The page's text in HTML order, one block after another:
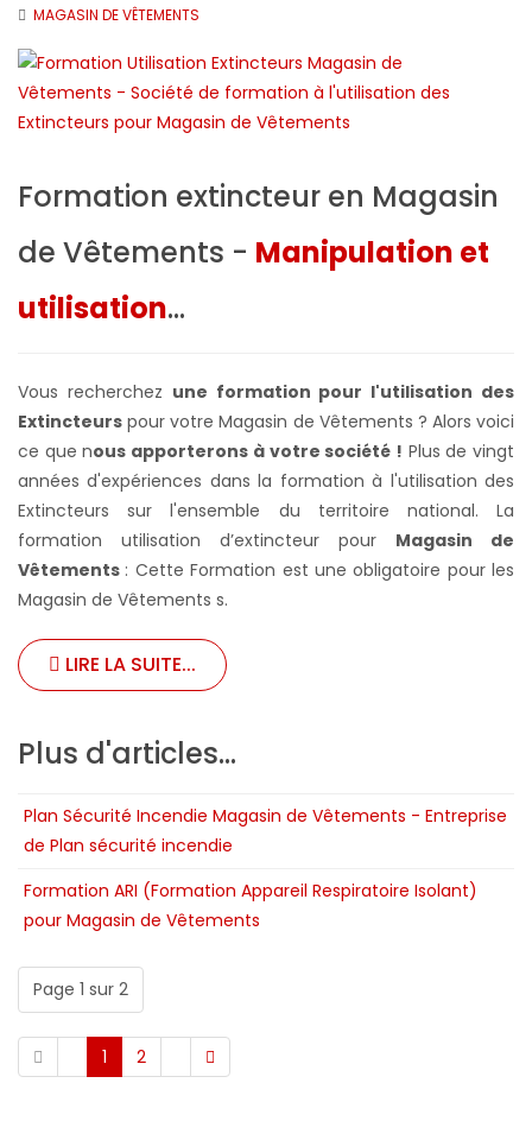
MAGASIN DE VÊTEMENTS
Formation extincteur en Magasin
de Vêtements - Manipulation et
utilisation...
Vous recherchez une formation pour l'utilisation des
Extincteurs pour votre Magasin de Vêtements ? Alors voici
ce que nous apporterons à votre société ! Plus de vingt
années d'expériences dans la formation à l'utilisation des
Extincteurs sur l'ensemble du territoire national. La
formation utilisation d’extincteur pour Magasin de
Vêtements : Cette Formation est une obligatoire pour les
Magasin de Vêtements s.
LIRE LA SUITE...
Plus d'articles...
Plan Sécurité Incendie Magasin de Vêtements - Entreprise
de Plan sécurité incendie
Formation ARI (Formation Appareil Respiratoire Isolant)
pour Magasin de Vêtements
Page 1 sur 2
1 2